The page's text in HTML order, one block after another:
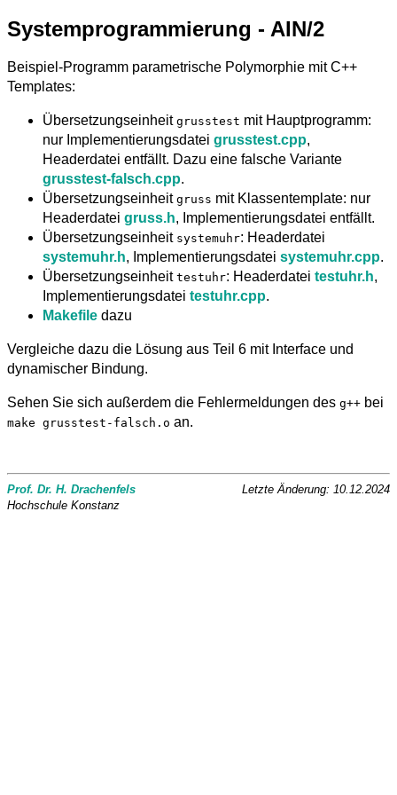
Systemprogrammierung - AIN/2
Beispiel-Programm parametrische Polymorphie mit C++
Templates:
Übersetzungseinheit grusstest mit Hauptprogramm:
nur Implementierungsdatei grusstest.cpp,
Headerdatei entfällt. Dazu eine falsche Variante
grusstest-falsch.cpp.
Übersetzungseinheit gruss mit Klassentemplate: nur
Headerdatei gruss.h, Implementierungsdatei entfällt.
Übersetzungseinheit systemuhr: Headerdatei
systemuhr.h, Implementierungsdatei systemuhr.cpp.
Übersetzungseinheit testuhr: Headerdatei testuhr.h,
Implementierungsdatei testuhr.cpp.
Makefile dazu
Vergleiche dazu die Lösung aus Teil 6 mit Interface und
dynamischer Bindung.
Sehen Sie sich außerdem die Fehlermeldungen des g++ bei
make grusstest-falsch.o an.
Prof. Dr. H. Drachenfels
Hochschule Konstanz
Letzte Änderung: 10.12.2024